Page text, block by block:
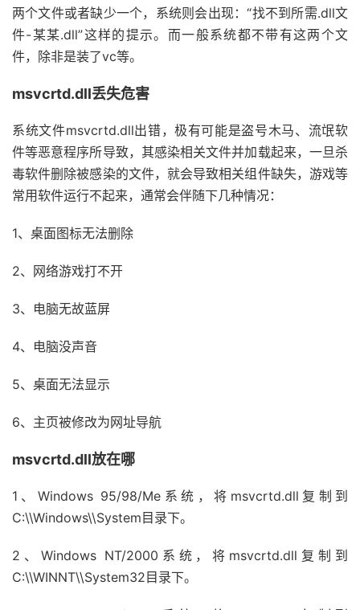
两个文件或者缺少一个，系统则会出现：“找不到所需.dll文
件-某某.dll”这样的提示。而一般系统都不带有这两个文
件，除非是装了vc等。
msvcrtd.dll丢失危害
系统文件msvcrtd.dll出错，极有可能是盗号木马、流氓软
件等恶意程序所导致，其感染相关文件并加载起来，一旦杀
毒软件删除被感染的文件，就会导致相关组件缺失，游戏等
常用软件运行不起来，通常会伴随下几种情况：
1、桌面图标无法删除
2、网络游戏打不开
3、电脑无故蓝屏
4、电脑没声音
5、桌面无法显示
6、主页被修改为网址导航
msvcrtd.dll放在哪
1、Windows 95/98/Me系统，将msvcrtd.dll复制到
C:\\Windows\\System目录下。
2、Windows NT/2000系统，将msvcrtd.dll复制到
C:\\WINNT\\System32目录下。